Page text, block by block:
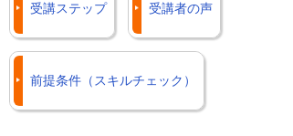
受講ステップ 受講者の声
前提条件（スキルチェック）